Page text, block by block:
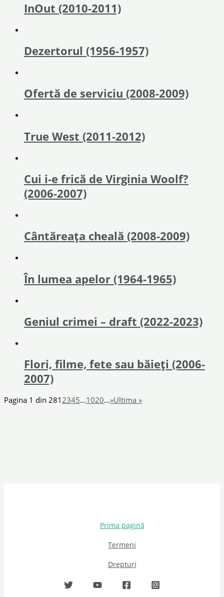
InOut (2010-2011)
Dezertorul (1956-1957)
Ofertă de serviciu (2008-2009)
True West (2011-2012)
Cui i-e frică de Virginia Woolf?
(2006-2007)
Cântăreața cheală (2008-2009)
În lumea apelor (1964-1965)
Geniul crimei – draft (2022-2023)
Flori, filme, fete sau băieţi (2006-
2007)
Pagina 1 din 2812345...1020...»Ultima »
Prima pagină
Termeni
Drepturi